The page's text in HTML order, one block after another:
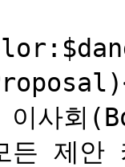
사회
제안